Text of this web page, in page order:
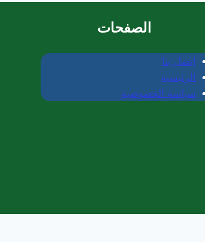
الصفحات
إتصل بنا
الرئيسية
سياسة الخصوصية